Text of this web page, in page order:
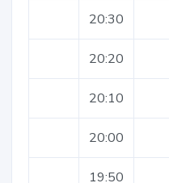
20:30
20:20
20:10
20:00
19:50